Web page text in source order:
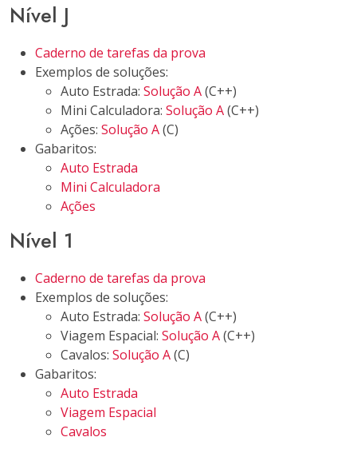
Nível J
Caderno de tarefas da prova
Exemplos de soluções:
Auto Estrada: Solução A(C++)
Mini Calculadora: Solução A(C++)
Ações: Solução A(C)
Gabaritos:
Auto Estrada
Mini Calculadora
Ações
Nível 1
Caderno de tarefas da prova
Exemplos de soluções:
Auto Estrada: Solução A(C++)
Viagem Espacial: Solução A(C++)
Cavalos: Solução A(C)
Gabaritos:
Auto Estrada
Viagem Espacial
Cavalos